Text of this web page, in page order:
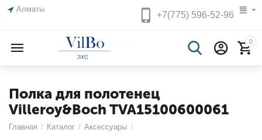
Алматы
+7(775)596-52-96
0
Полка для полотенец
Villeroy&Boch TVA15100600061
Главная / Каталог / Аксессуары /